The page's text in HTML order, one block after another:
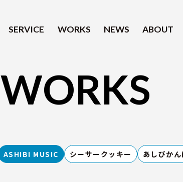
SERVICE WORKS NEWS ABOUT
SERVICE
NEWS
WORKS
ASHIBI MUSIC シーサークッキー あしびか